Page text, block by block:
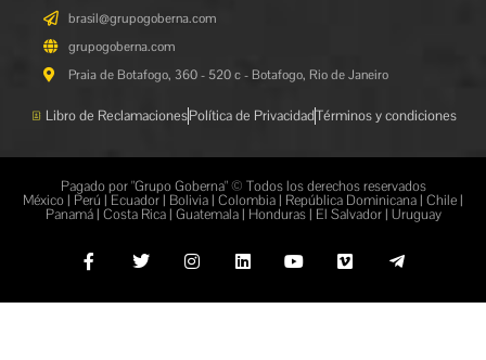
brasil@grupogoberna.com
grupogoberna.com
Praia de Botafogo, 360 - 520 c - Botafogo, Rio de Janeiro
Libro de ReclamacionesPolítica de PrivacidadTérminos y condiciones
Pagado por "Grupo Goberna" © Todos los derechos reservados
México | Perú | Ecuador | Bolivia | Colombia | República Dominicana | Chile |
Panamá | Costa Rica | Guatemala | Honduras | El Salvador | Uruguay